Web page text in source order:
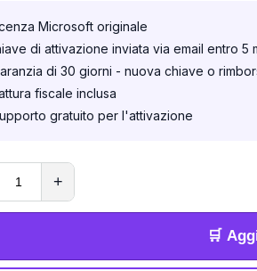
Microsoft originale
di attivazione inviata via email entro 5
di 30 giorni - nuova chiave o
fiscale inclusa
gratuito per l'attivazione
+
🛒